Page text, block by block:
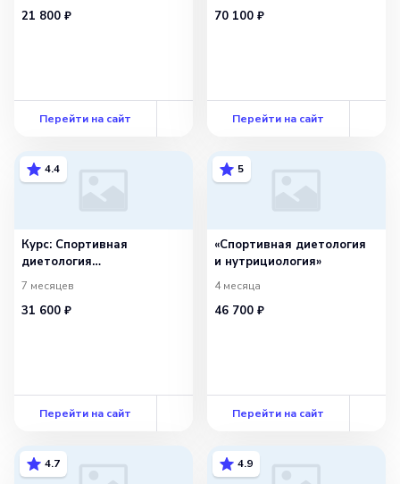
21 800 ₽
Перейти на сайт
«Специалист
70 100 ₽
Перейти на сайт
4.4
Курс: Спортивная
диетология
и нутрициология
7 месяцев
31 600 ₽
Перейти на сайт
5
«Спортивная диетология
и нутрициология»
4 месяца
46 700 ₽
Перейти на сайт
4.7 4.9